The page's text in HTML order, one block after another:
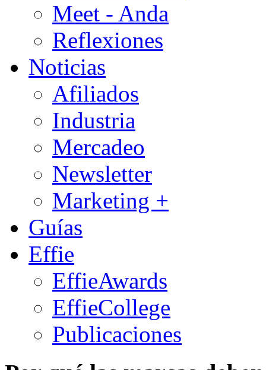
Meet - Anda
Reflexiones
Noticias
Afiliados
Industria
Mercadeo
Newsletter
Marketing +
Guías
Effie
EffieAwards
EffieCollege
Publicaciones